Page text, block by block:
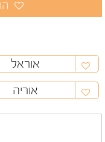
אוראל
אוריה